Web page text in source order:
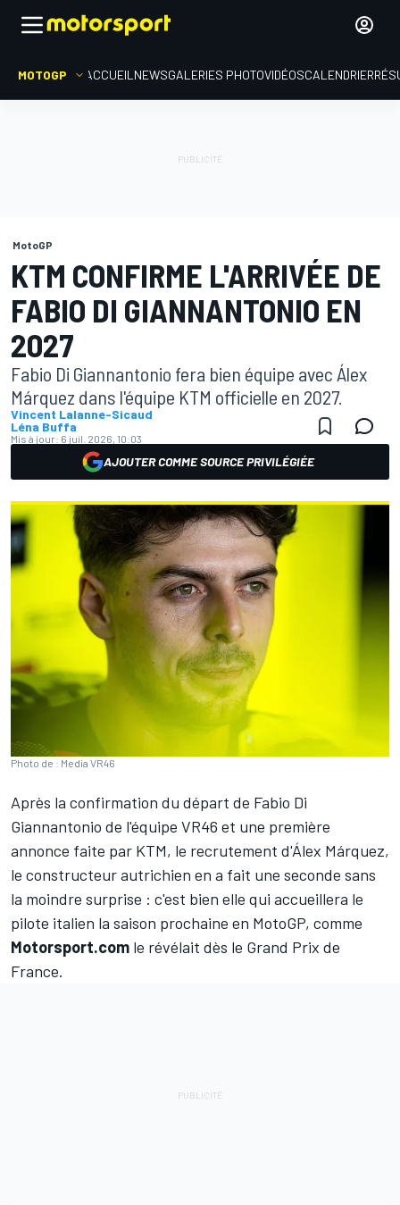
MOTOGP ACCUEIL NEWSGALERIES PHOTOVIDÉOSCALENDRIER
MotoGP
KTM CONFIRME L'ARRIVÉE DE
FABIO DI GIANNANTONIO EN
2027
Fabio Di Giannantonio fera bien équipe avec Álex
Márquez dans l'équipe KTM officielle en 2027.
Vincent Lalanne-Sicaud
Léna Buffa
Mis à jour: 6 juil. 2026, 10:03
AJOUTER COMME SOURCE PRIVILÉGIÉE
Photo de : Media VR46
Après la confirmation du départ de Fabio Di
Giannantonio de l'équipe VR46 et une première
annonce faite par KTM, le recrutement d'Álex Márquez,
le constructeur autrichien en a fait une seconde sans
la moindre surprise : c'est bien elle qui accueillera le
pilote italien la saison prochaine en MotoGP, comme
Motorsport.com le révélait dès le Grand Prix de
France.